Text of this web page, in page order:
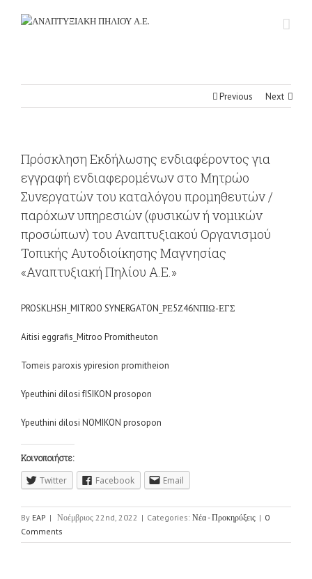
Previous Next
Πρόσκληση Εκδήλωσης ενδιαφέροντος για
εγγραφή ενδιαφερομένων στο Μητρώο
Συνεργατών του καταλόγου προμηθευτών /
παρόχων υπηρεσιών (φυσικών ή νομικών
προσώπων) του Αναπτυξιακού Οργανισμού
Τοπικής Αυτοδιοίκησης Μαγνησίας
«Αναπτυξιακή Πηλίου Α.Ε.»
PROSKLHSH_MITROO SYNERGATON_ΡΕ5Ζ46ΝΠΙΩ-ΕΓΣ
Aitisi eggrafis_Mitroo Promitheuton
Tomeis paroxis ypiresion promitheion
Ypeuthini dilosi fISIKON prosopon
Ypeuthini dilosi NOMIKON prosopon
Κοινοποιήστε:
Twitter Facebook Email
By EAP | Νοέμβριος 22nd, 2022 | Categories: Νέα - Προκηρύξεις | 0
Comments